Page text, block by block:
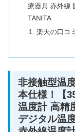
療器具 赤外線
TANITA
楽天の口コ
非接触型温
本仕様！【
温度計 高精
デジタル温